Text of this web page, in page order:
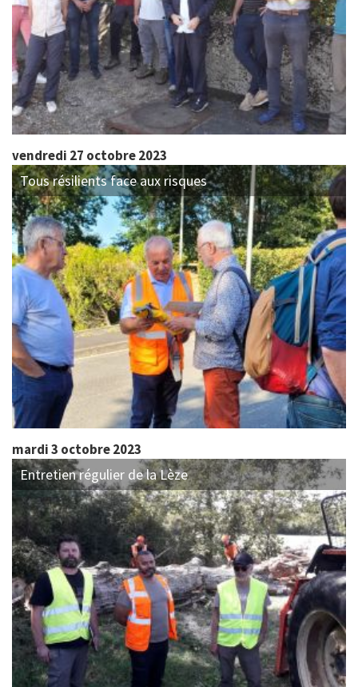
vendredi 27 octobre 2023
Tous résilients face aux risques
mardi 3 octobre 2023
Entretien régulier de la Lèze